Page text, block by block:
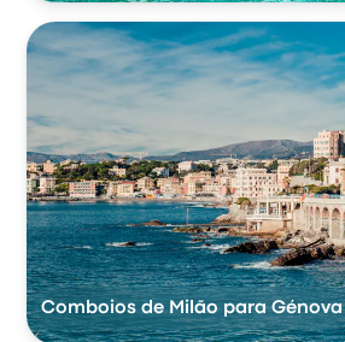
Comboios de Milão para Génova